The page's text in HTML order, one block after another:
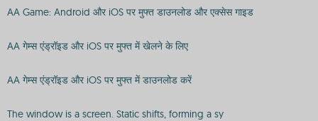
AA Game: Android और iOS पर मुफ्त डाउनलोड और एक्सेस गाइड
AA गेम्स एंड्रॉइड और iOS पर मुफ्त में खेलने के लिए
AA गेम्स एंड्रॉइड और iOS पर मुफ्त में डाउनलोड करें
The window is a screen. Static shifts, forming a sy